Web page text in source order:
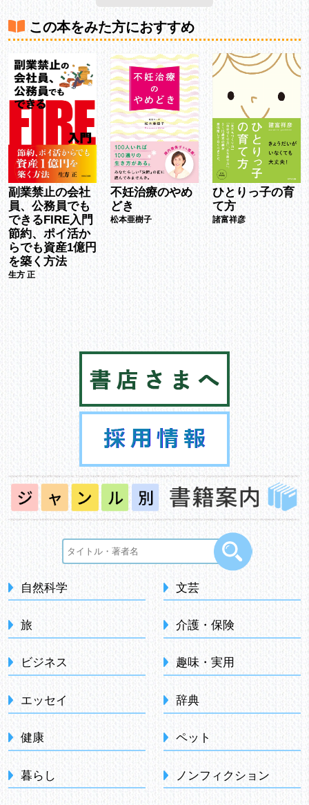
自然科学
旅
ビジネス
エッセイ
健康
暮らし
文芸
介護・保険
趣味・実用
辞典
ペット
ノンフィクション
この本をみた方におすすめ
副業禁止の会社
員、公務員でも
できるFIRE入門
節約、ポイ活か
らでも資産1億円
を築く方法
生方 正
不妊治療のやめ
どき
松本亜樹子
ひとりっ子の育
て方
諸富祥彦